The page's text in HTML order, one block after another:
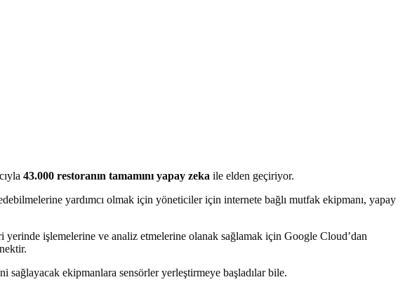
43.000 restoranın tamamını yapay zeka ile elden geçiriyor.
yardımcı olmak için yöneticiler için internete bağlı mutfak ekipmanı, yapay
işlemelerine ve analiz etmelerine olanak sağlamak için Google Cloud’dan
sağlayacak ekipmanlara sensörler yerleştirmeye başladılar bile.